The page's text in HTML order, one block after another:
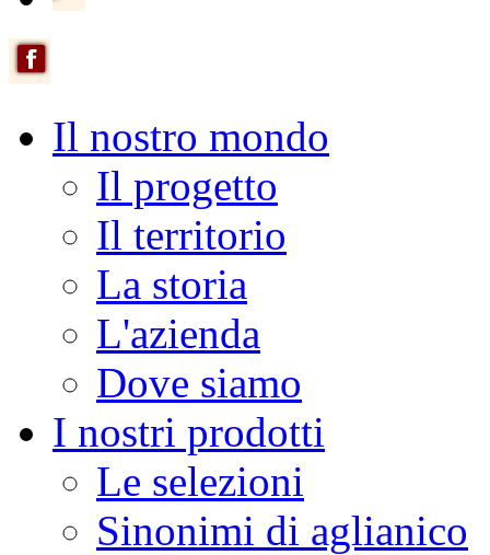
Il nostro mondo
Il progetto
Il territorio
La storia
L'azienda
Dove siamo
I nostri prodotti
Le selezioni
Sinonimi di aglianico